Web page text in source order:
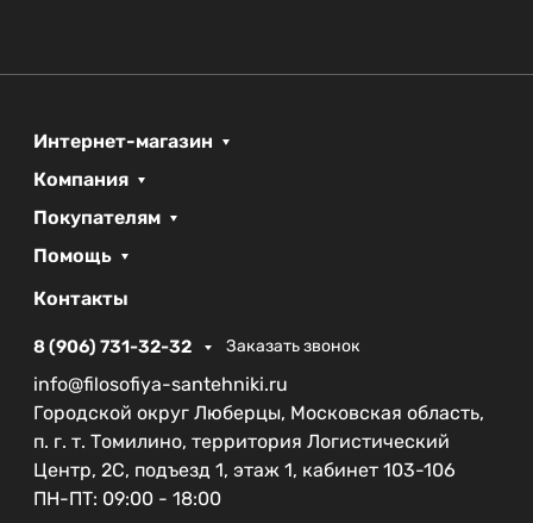
Интернет-магазин
Компания
Покупателям
Помощь
Контакты
8 (906) 731-32-32 Заказать звонок
info@filosofiya-santehniki.ru
Городской округ Люберцы, Московская область,
п. г. т. Томилино, территория Логистический
Центр, 2С, подъезд 1, этаж 1, кабинет 103-106
ПН-ПТ: 09:00 - 18:00